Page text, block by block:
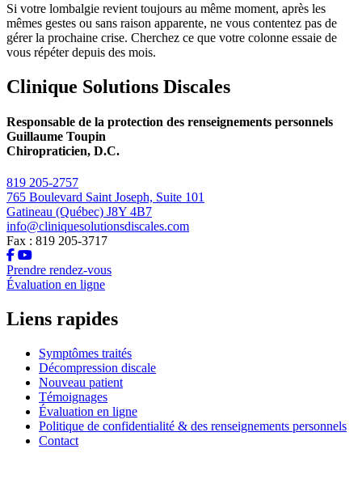
Si votre lombalgie revient toujours au même moment, après les
mêmes gestes ou sans raison apparente, ne vous contentez pas de
gérer la prochaine crise. Cherchez ce que votre colonne essaie de
vous répéter depuis des mois.
Clinique Solutions Discales
Responsable de la protection des renseignements personnels
Guillaume Toupin
Chiropraticien, D.C.
819 205-2757
765 Boulevard Saint Joseph, Suite 101
Gatineau (Québec) J8Y 4B7
info@cliniquesolutionsdiscales.com
Fax : 819 205-3717
Prendre rendez-vous
Évaluation en ligne
Liens rapides
Symptômes traités
Décompression discale
Nouveau patient
Témoignages
Évaluation en ligne
Politique de confidentialité & des renseignements personnels
Contact